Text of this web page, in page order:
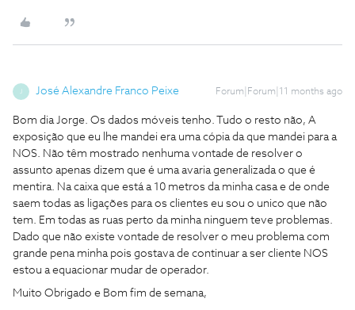
José Alexandre Franco Peixe Forum|Forum|11 months ago
Bom dia Jorge. Os dados móveis tenho. Tudo o resto não, A
exposição que eu lhe mandei era uma cópia da que mandei para a
NOS. Não têm mostrado nenhuma vontade de resolver o
assunto apenas dizem que é uma avaria generalizada o que é
mentira. Na caixa que está a 10 metros da minha casa e de onde
saem todas as ligações para os clientes eu sou o unico que não
tem. Em todas as ruas perto da minha ninguem teve problemas.
Dado que não existe vontade de resolver o meu problema com
grande pena minha pois gostava de continuar a ser cliente NOS
estou a equacionar mudar de operador.
Muito Obrigado e Bom fim de semana,